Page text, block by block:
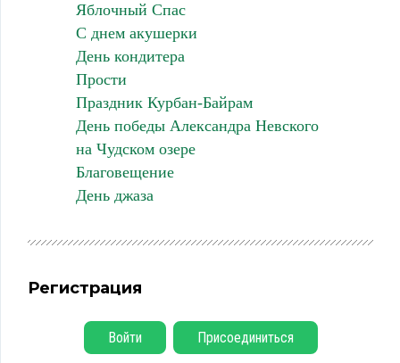
Яблочный Спас
С днем акушерки
День кондитера
Прости
Праздник Курбан-Байрам
День победы Александра Невского
на Чудском озере
Благовещение
День джаза
Регистрация
Войти Присоединиться